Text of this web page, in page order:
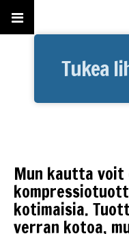
Tukea
Mun kautta voit
kotimaisia.
verran kotoa,